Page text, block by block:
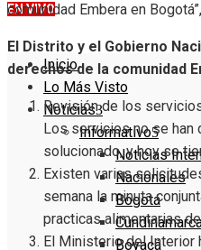
EN VIVO
Inicio
Lo Más Visto
Noticias
Informativo
Noticias
Nacionales
Bogotá
Boyacá
comunidad Embera en
El Distrito y el Gobierno
derechos de la comunidad
Revisión de los
Los servicios no se han
solucionado, y hoy se
Existen varias
semana la minuta
practicas alimentarias
El Ministerio del Interior